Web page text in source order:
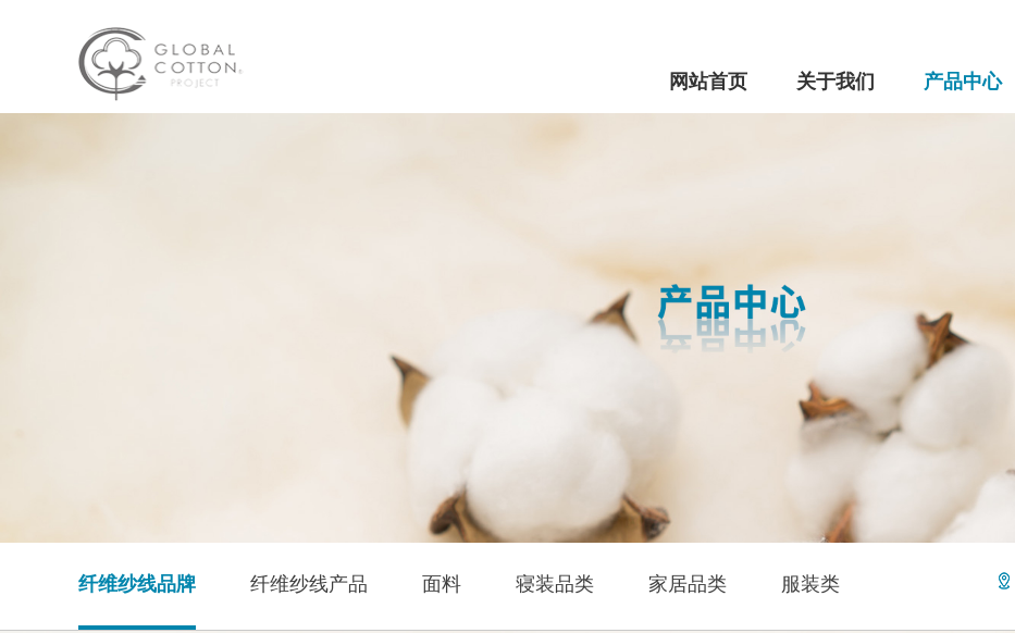
网站首页 关于我们 产品中心
纤维纱线品牌 纤维纱线产品 面料 寝装品类 家居品类 服装类